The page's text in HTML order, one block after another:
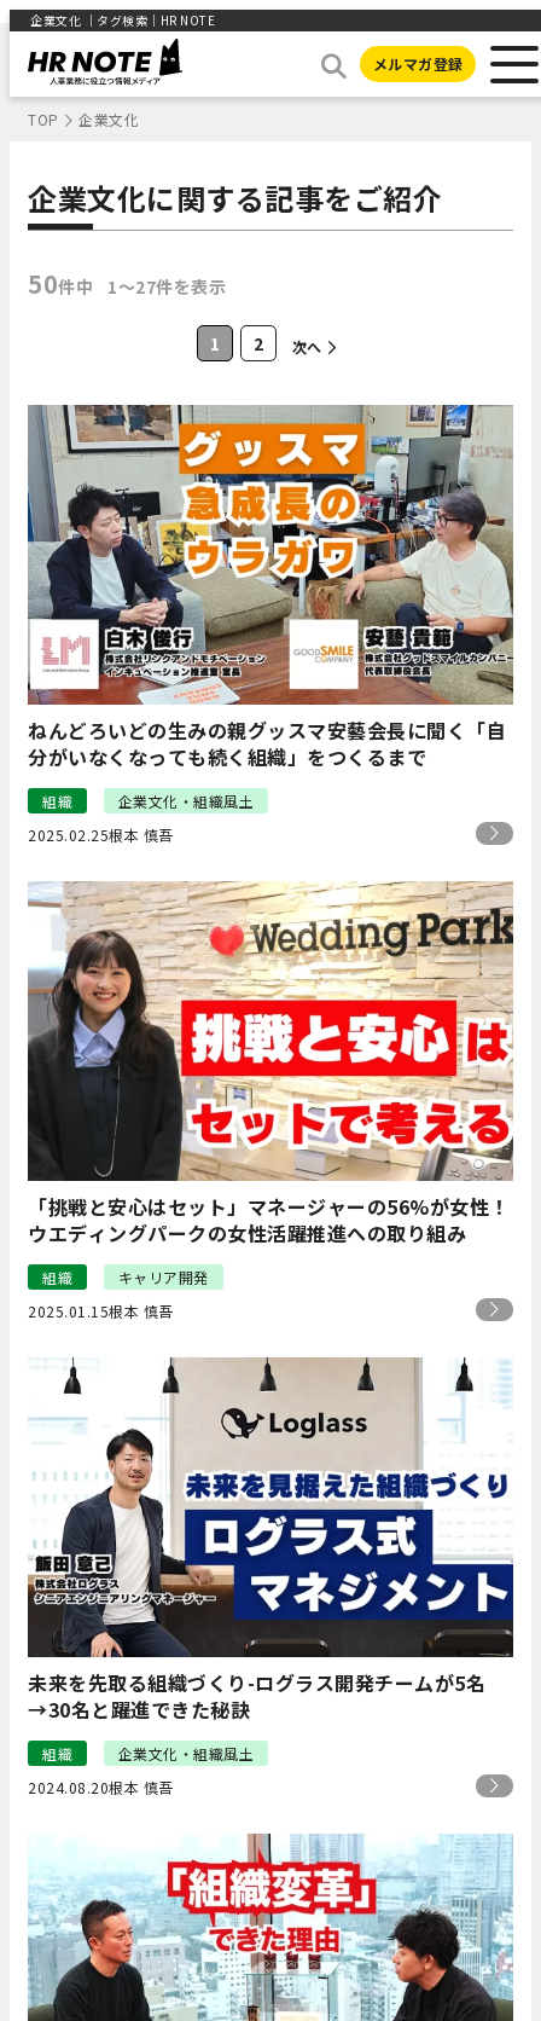
企業文化 ｜タグ検索｜HR NOTE
メルマガ登録
TOP 企業文化
企業文化に関する記事をご紹介
50件中 1〜27件を表示
1 2 次へ
ねんどろいどの生みの親グッスマ安藝会長に聞く「自
分がいなくなっても続く組織」をつくるまで
組織
企業文化・組織風土
2025.02.25根本 慎吾
「挑戦と安心はセット」マネージャーの56%が女性！
ウエディングパークの女性活躍推進への取り組み
組織
キャリア開発
2025.01.15根本 慎吾
未来を先取る組織づくり-ログラス開発チームが5名
→30名と躍進できた秘訣
組織
企業文化・組織風土
2024.08.20根本 慎吾